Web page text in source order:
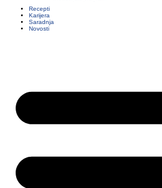
Recepti
Karijera
Saradnja
Novosti